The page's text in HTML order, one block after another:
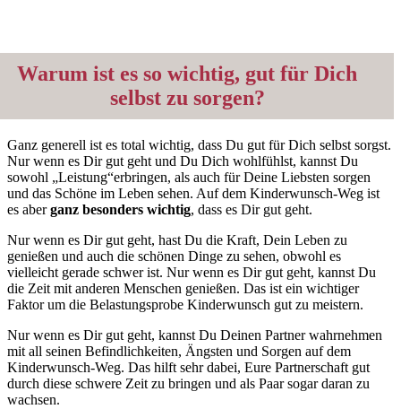
Warum ist es so wichtig, gut für Dich
selbst zu sorgen?
Ganz generell ist es total wichtig, dass Du gut für Dich selbst sorgst.
Nur wenn es Dir gut geht und Du Dich wohlfühlst, kannst Du
sowohl „Leistung“erbringen, als auch für Deine Liebsten sorgen
und das Schöne im Leben sehen. Auf dem Kinderwunsch-Weg ist
es aberganz besonders wichtig, dass es Dir gut geht.
Nur wenn es Dir gut geht, hast Du die Kraft, Dein Leben zu
genießen und auch die schönen Dinge zu sehen, obwohl es
vielleicht gerade schwer ist. Nur wenn es Dir gut geht, kannst Du
die Zeit mit anderen Menschen genießen. Das ist ein wichtiger
Faktor um die Belastungsprobe Kinderwunsch gut zu meistern.
Nur wenn es Dir gut geht, kannst Du Deinen Partner wahrnehmen
mit all seinen Befindlichkeiten, Ängsten und Sorgen auf dem
Kinderwunsch-Weg. Das hilft sehr dabei, Eure Partnerschaft gut
durch diese schwere Zeit zu bringen und als Paar sogar daran zu
wachsen.